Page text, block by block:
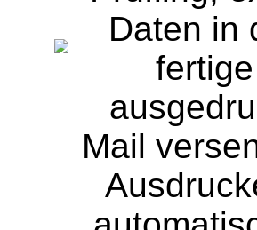
Daten in
Mail